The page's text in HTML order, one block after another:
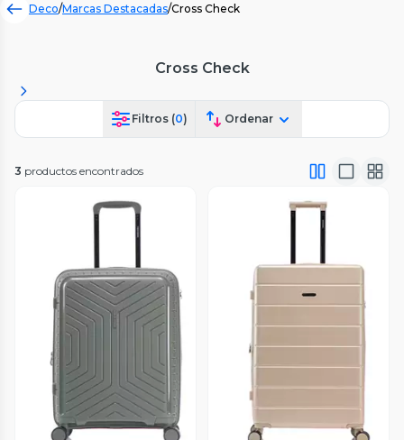
Deco/Marcas Destacadas/Cross Check
Cross Check
Filtros (0) Ordenar
3 productos encontrados